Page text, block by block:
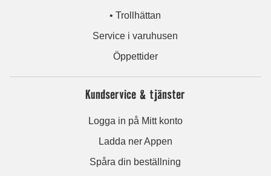
• Trollhättan
Service i varuhusen
Öppettider
Kundservice & tjänster
Logga in på Mitt konto
Ladda ner Appen
Spåra din beställning